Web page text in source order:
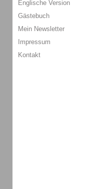
Englische Version
Gästebuch
Mein Newsletter
Impressum
Kontakt